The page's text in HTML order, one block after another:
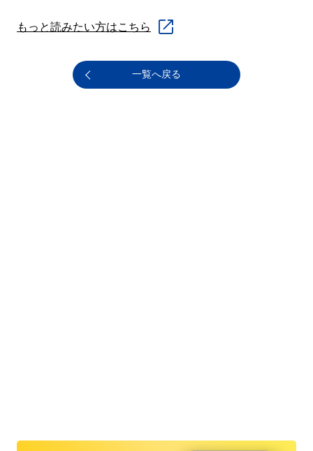
もっと読みたい方はこちら
一覧へ戻る